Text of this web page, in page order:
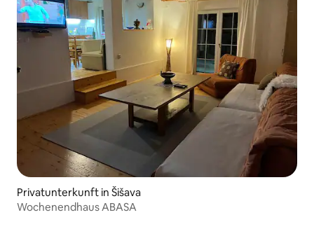
Privatunterkunft in Šišava
Wochenendhaus ABASA